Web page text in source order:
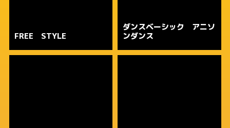
FREE STYLE
ダンスベーシック アニソ
ンダンス